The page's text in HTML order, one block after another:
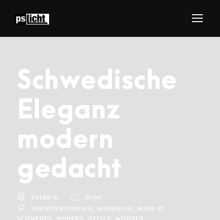
Schwedische
Eleganz
modern
gedacht
PATRICK
BLOG
ARCHITEKTONISCH , HANDMADE , MADE IN
SCHWEDEN , MODERN , OFFICE , WOHNEN